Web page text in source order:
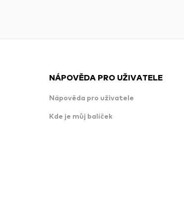
NÁPOVĚDA PRO UŽIVATELE
Nápověda pro uživatele
Kde je můj balíček